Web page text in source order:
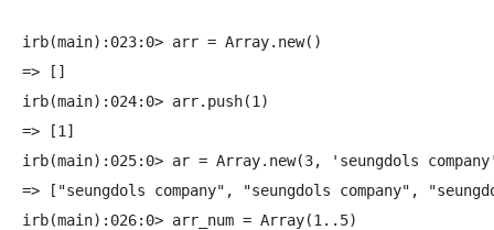
irb(main):023:0> arr = Array.new()
=> []
irb(main):024:0> arr.push(1)
=> [1]
irb(main):025:0> ar = Array.new(3, 'seungdols
=> ["seungdols company", "seungdols company",
irb(main):026:0> arr_num = Array(1..5)